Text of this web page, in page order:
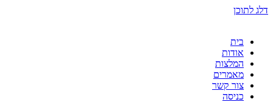
דלג לתוכן
בית
אודות
המלצות
מאמרים
צור קשר
כניסה